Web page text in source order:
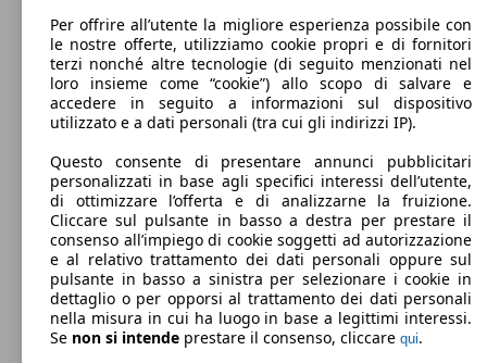
Benzina
Carburante
226 g/km
Emissioni di CO2 (combinato)*
Per offrire all’utente la migliore esperienza possibile con
le nostre offerte, utilizziamo cookie propri e di fornitori
terzi nonché altre tecnologie (di seguito menzionati nel
loro insieme come “cookie”) allo scopo di salvare e
accedere in seguito a informazioni sul dispositivo
utilizzato e a dati personali (tra cui gli indirizzi IP).
Questo consente di presentare annunci pubblicitari
personalizzati in base agli specifici interessi dell’utente,
di ottimizzare l’offerta e di analizzarne la fruizione.
Cliccare sul pulsante in basso a destra per prestare il
consenso all’impiego di cookie soggetti ad autorizzazione
e al relativo trattamento dei dati personali oppure sul
pulsante in basso a sinistra per selezionare i cookie in
dettaglio o per opporsi al trattamento dei dati personali
nella misura in cui ha luogo in base a legittimi interessi.
Se non si intende prestare il consenso, cliccare qui.